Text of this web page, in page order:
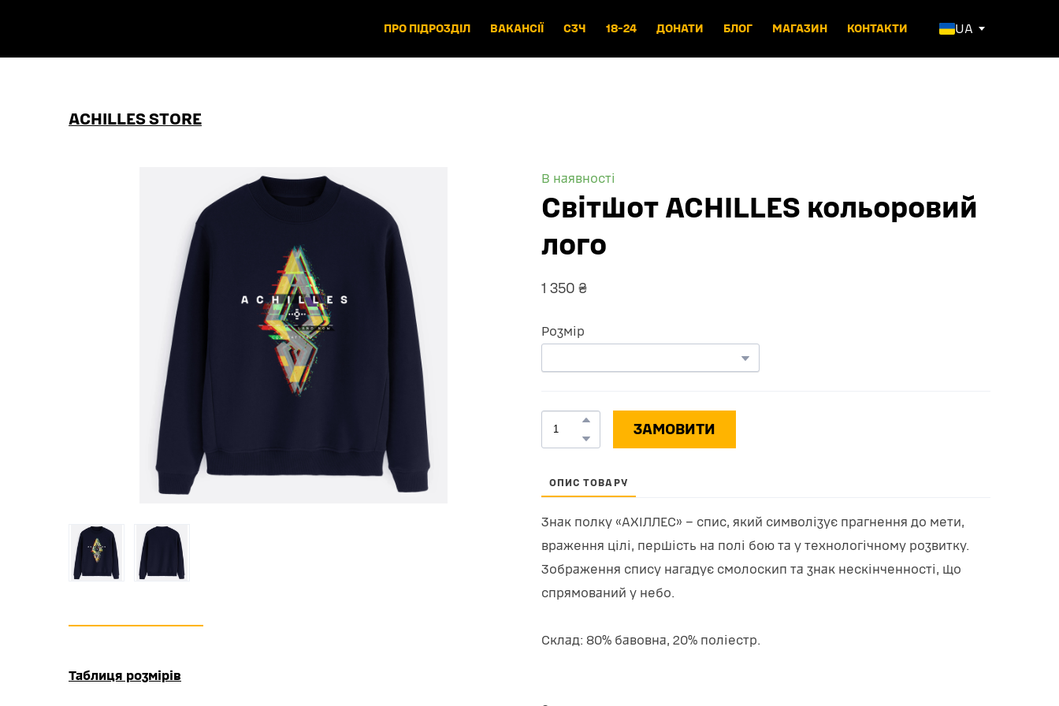
ПРО ПІДРОЗДІЛ ВАКАНСІЇ СЗЧ 18-24 ДОНАТИ БЛОГ МАГАЗИН КОНТАКТИ UA
ACHILLES STORE
Таблиця розмірів
В наявності
Світшот ACHILLES кольоровий
лого
1 350 ₴
Розмір
ЗАМОВИТИ
ОПИС ТОВАРУ
Знак полку «АХІЛЛЕС» – спис, який символізує прагнення до мети,
враження цілі, першість на полі бою та у технологічному розвитку.
Зображення спису нагадує смолоскип та знак нескінченності, що
спрямований у небо.
Склад: 80% бавовна, 20% поліестр.